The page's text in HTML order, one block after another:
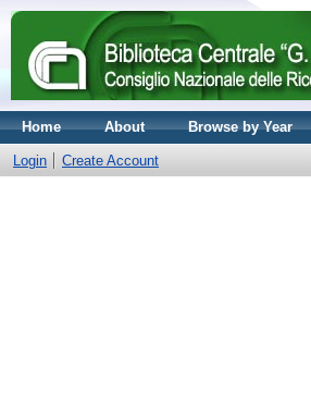
Home About Browse by Year
Login Create Account